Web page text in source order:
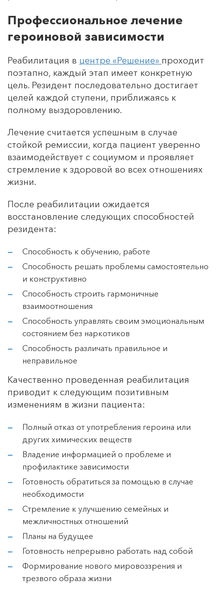
Профессиональное лечение
героиновой зависимости
Реабилитация в центре «Решение» проходит
поэтапно, каждый этап имеет конкретную
цель. Резидент последовательно достигает
целей каждой ступени, приближаясь к
полному выздоровлению.
Лечение считается успешным в случае
стойкой ремиссии, когда пациент уверенно
взаимодействует с социумом и проявляет
стремление к здоровой во всех отношениях
жизни.
После реабилитации ожидается
восстановление следующих способностей
резидента:
Способность к обучению, работе
Способность решать проблемы самостоятельно
и конструктивно
Способность строить гармоничные
взаимоотношения
Способность управлять своим эмоциональным
состоянием без наркотиков
Способность различать правильное и
неправильное
Качественно проведенная реабилитация
приводит к следующим позитивным
изменениям в жизни пациента:
Полный отказ от употребления героина или
других химических веществ
Владение информацией о проблеме и
профилактике зависимости
Готовность обратиться за помощью в случае
необходимости
Стремление к улучшению семейных и
межличностных отношений
Планы на будущее
Готовность непрерывно работать над собой
Формирование нового мировоззрения и
трезвого образа жизни